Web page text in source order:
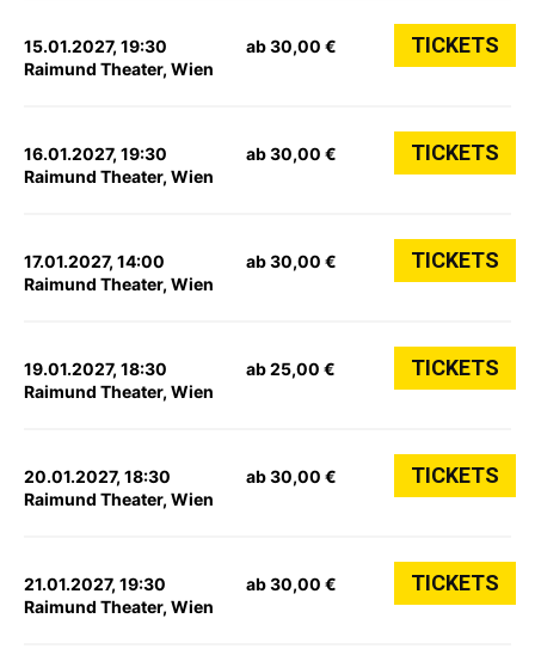
15.01.2027, 19:30
Raimund Theater, Wien
ab 30,00 € TICKETS
16.01.2027, 19:30
Raimund Theater, Wien
ab 30,00 € TICKETS
17.01.2027, 14:00
Raimund Theater, Wien
ab 30,00 € TICKETS
19.01.2027, 18:30
Raimund Theater, Wien
ab 25,00 € TICKETS
20.01.2027, 18:30
Raimund Theater, Wien
ab 30,00 € TICKETS
21.01.2027, 19:30
Raimund Theater, Wien
ab 30,00 € TICKETS